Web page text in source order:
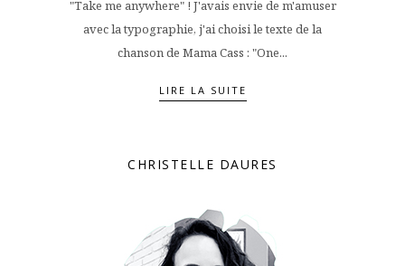
"Take me anywhere" ! J'avais envie de m'amuser
avec la typographie, j'ai choisi le texte de la
chanson de Mama Cass : "One...
LIRE LA SUITE
CHRISTELLE DAURES